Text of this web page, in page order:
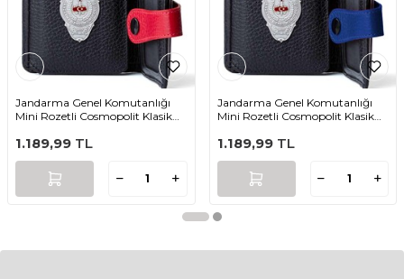
Jandarma Genel Komutanlığı
Mini Rozetli Cosmopolit Klasik
1.189,99 TL
Jandarma Genel Komutanlığı
Mini Rozetli Cosmopolit Klasik
1.189,99TL